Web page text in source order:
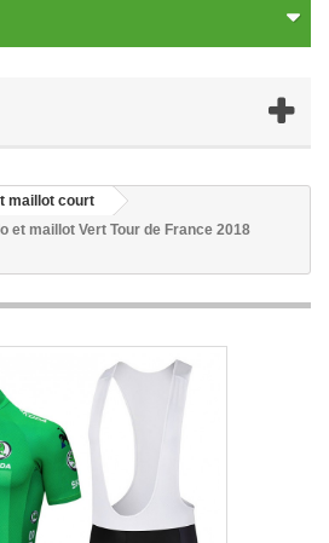
maillot court
et maillot Vert Tour de France 2018